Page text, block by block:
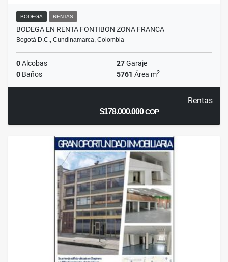
BODEGA RENTAS
BODEGA EN RENTA FONTIBON ZONA FRANCA
Bogotá D.C., Cundinamarca, Colombia
0Alcobas 27Garaje
0 Baños 5761 Área m2
Rentas
$178.000.000COP